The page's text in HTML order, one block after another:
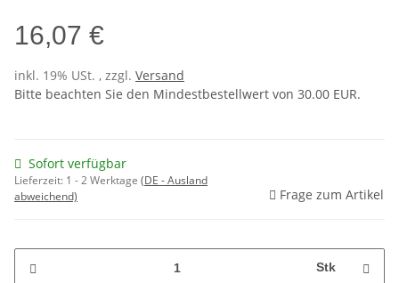
16,07 €
inkl. 19% USt. , zzgl. Versand
Bitte beachten Sie den Mindestbestellwert von 30.00 EUR.
Sofort verfügbar
Lieferzeit: 1 - 2 Werktage (DE - Ausland
abweichend)
Frage zum Artikel
Stk